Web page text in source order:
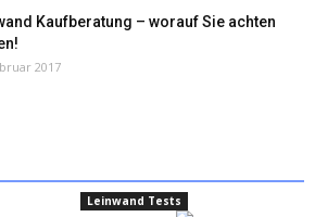
Kaufberatung – worauf Sie achten
2017
Leinwand Tests